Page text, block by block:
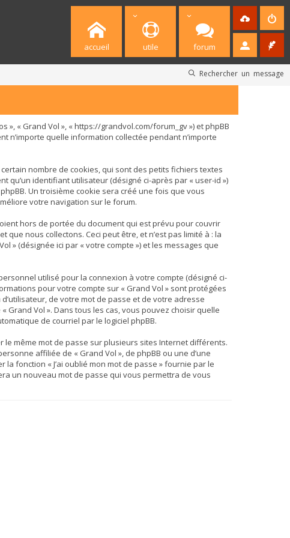
accueil utile forum
Rechercher un message
« Grand Vol », « https://grandvol.com/forum_gv ») et phpBB
n’importe quelle information collectée pendant n’importe
nombre de cookies, qui sont des petits fichiers textes
identifiant utilisateur (désigné ci-après par « user-id »)
Un troisième cookie sera créé une fois que vous
votre navigation sur le forum.
hors de portée du document qui est prévu pour couvrir
nous collectons. Ceci peut être, et n’est pas limité à : la
» (désignée ici par « votre compte ») et les messages que
utilisé pour la connexion à votre compte (désigné ci-
pour votre compte sur « Grand Vol » sont protégées
de votre mot de passe et de votre adresse
Grand Vol ». Dans tous les cas, vous pouvez choisir quelle
de courriel par le logiciel phpBB.
le même mot de passe sur plusieurs sites Internet différents.
affiliée de « Grand Vol », de phpBB ou une d’une
fonction « J’ai oublié mon mot de passe » fournie par le
un nouveau mot de passe qui vous permettra de vous